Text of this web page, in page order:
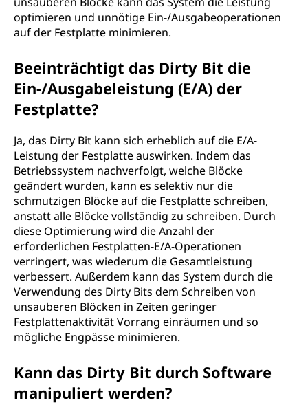
optimieren und unnötige Ein-/Ausgabeoperationen
auf der Festplatte minimieren.
Beeinträchtigt das Dirty Bit die
Ein-/Ausgabeleistung (E/A) der
Festplatte?
Ja, das Dirty Bit kann sich erheblich auf die E/A-
Leistung der Festplatte auswirken. Indem das
Betriebssystem nachverfolgt, welche Blöcke
geändert wurden, kann es selektiv nur die
schmutzigen Blöcke auf die Festplatte schreiben,
anstatt alle Blöcke vollständig zu schreiben. Durch
diese Optimierung wird die Anzahl der
erforderlichen Festplatten-E/A-Operationen
verringert, was wiederum die Gesamtleistung
verbessert. Außerdem kann das System durch die
Verwendung des Dirty Bits dem Schreiben von
unsauberen Blöcken in Zeiten geringer
Festplattenaktivität Vorrang einräumen und so
mögliche Engpässe minimieren.
Kann das Dirty Bit durch Software
manipuliert werden?